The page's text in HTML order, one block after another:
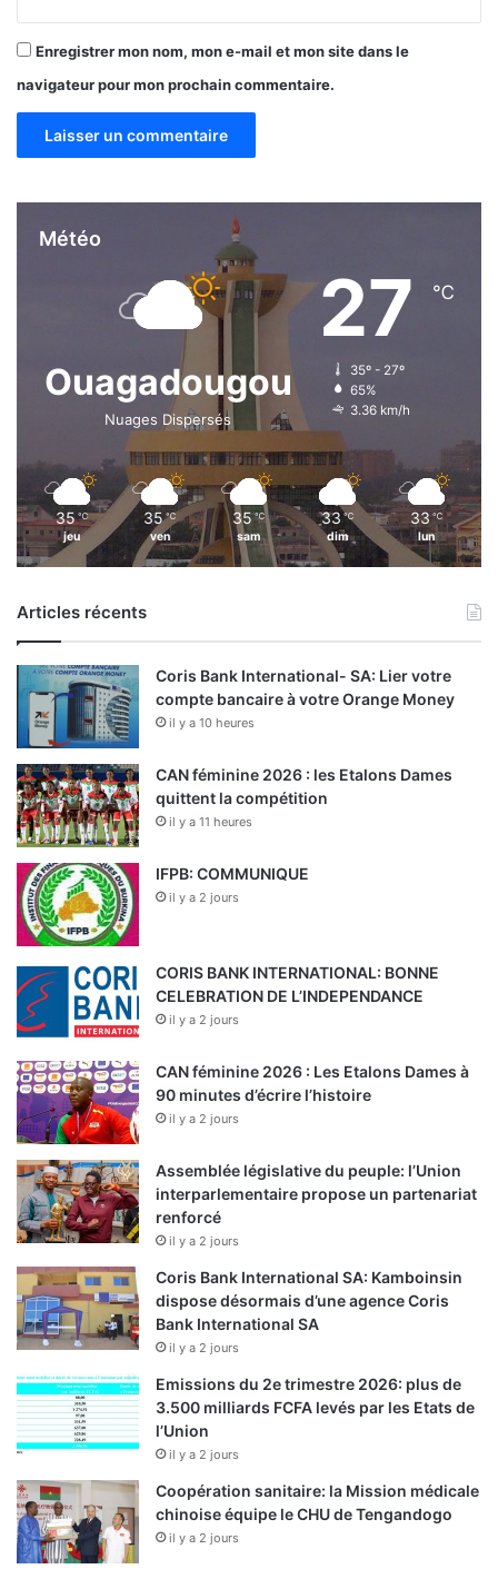
Enregistrer mon nom, mon e-mail et mon site dans le
navigateur pour mon prochain commentaire.
Météo
Ouagadougou
Nuages Dispersés
27 ℃
35º - 27º
65%
3.36 km/h
35 ℃
jeu
35 ℃
ven
35 ℃
sam
33 ℃
dim
33 ℃
lun
Articles récents
Coris Bank International- SA: Lier votre
compte bancaire à votre Orange Money
il y a 10 heures
CAN féminine 2026 : les Etalons Dames
quittent la compétition
il y a 11 heures
IFPB: COMMUNIQUE
il y a 2 jours
CORIS BANK INTERNATIONAL: BONNE
CELEBRATION DE L’INDEPENDANCE
il y a 2 jours
CAN féminine 2026 : Les Etalons Dames à
90 minutes d’écrire l’histoire
il y a 2 jours
Assemblée législative du peuple: l’Union
interparlementaire propose un partenariat
renforcé
il y a 2 jours
Coris Bank International SA: Kamboinsin
dispose désormais d’une agence Coris
Bank International SA
il y a 2 jours
Emissions du 2e trimestre 2026: plus de
3.500 milliards FCFA levés par les Etats de
l’Union
il y a 2 jours
Coopération sanitaire: la Mission médicale
chinoise équipe le CHU de Tengandogo
il y a 2 jours